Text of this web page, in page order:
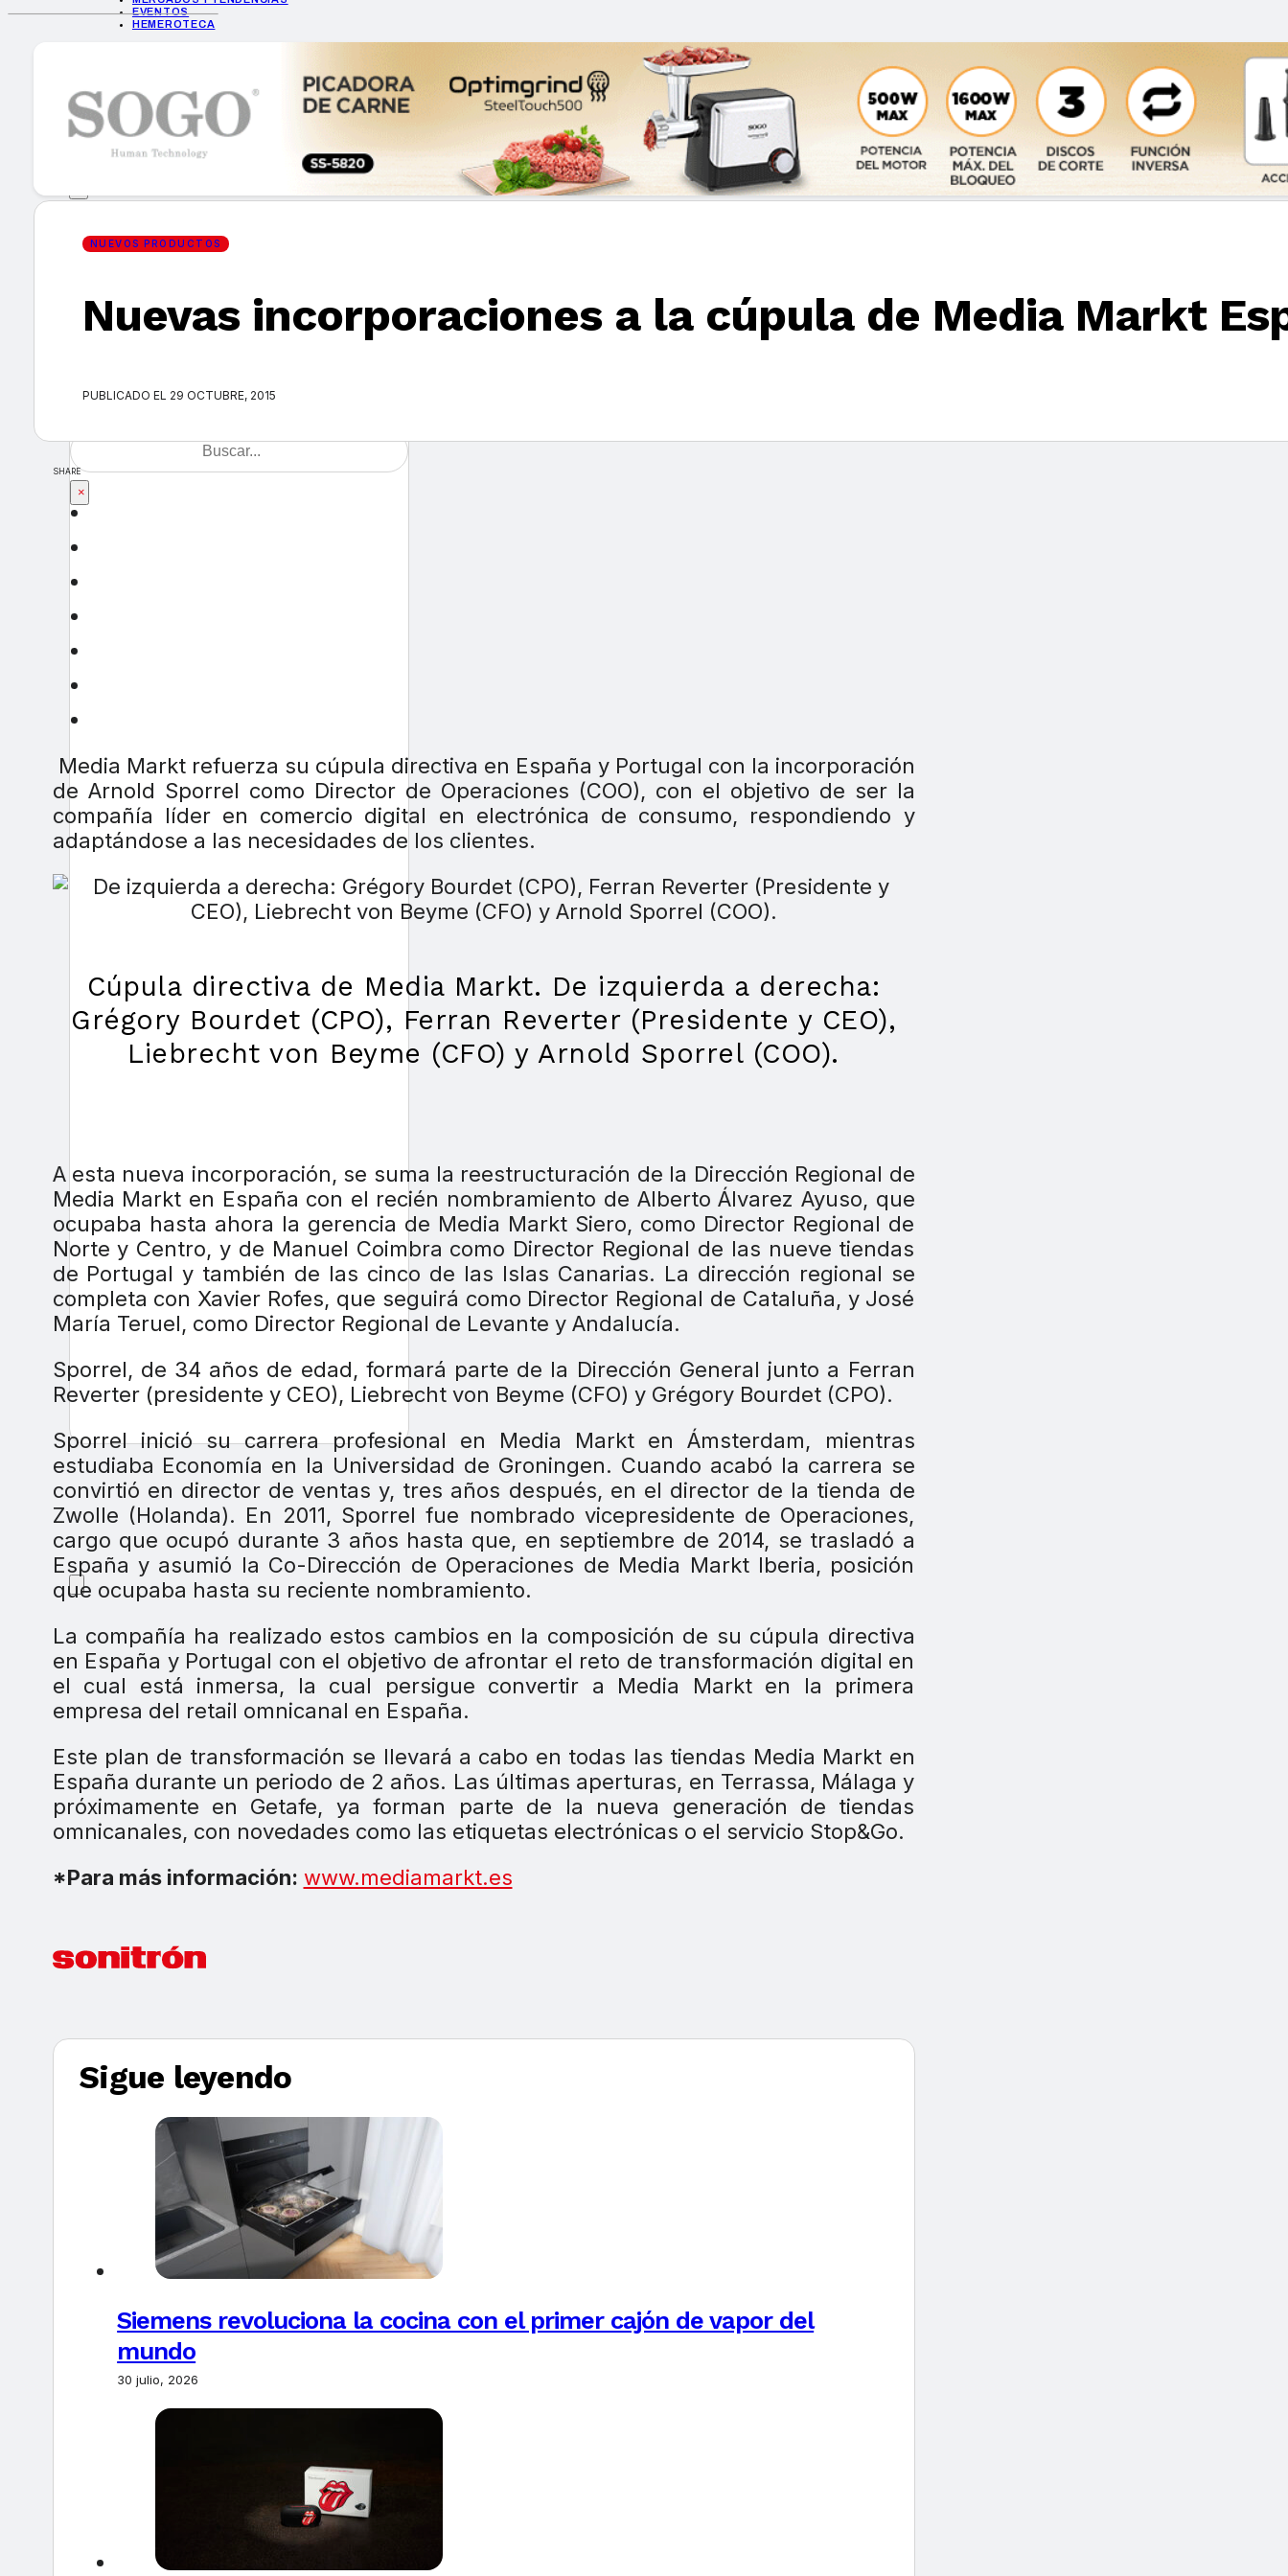
EVENTOS
HEMEROTECA
GUÍA DE COMPRA
NUEVOS PRODUCTOS
CONSEJOS TECH
MERCADOS Y TENDENCIAS
HEMEROTECA
Encuentra tu noticia
×
NUEVOS PRODUCTOS
Nuevas incorporaciones a la cúpula de Media Markt
PUBLICADO EL 29 OCTUBRE, 2015
SHARE
Media Markt refuerza su cúpula directiva en España y Portugal con la incorporación
de Arnold Sporrel como Director de Operaciones (COO), con el objetivo de ser la
compañía líder en comercio digital en electrónica de consumo, respondiendo y
adaptándose a las necesidades de los clientes.
Cúpula directiva de Media Markt. De izquierda a derecha:
Grégory Bourdet (CPO), Ferran Reverter (Presidente y CEO),
Liebrecht von Beyme (CFO) y Arnold Sporrel (COO).
A esta nueva incorporación, se suma la reestructuración de la Dirección Regional de
Media Markt en España con el recién nombramiento de Alberto Álvarez Ayuso, que
ocupaba hasta ahora la gerencia de Media Markt Siero, como Director Regional de
Norte y Centro, y de Manuel Coimbra como Director Regional de las nueve tiendas
de Portugal y también de las cinco de las Islas Canarias. La dirección regional se
completa con Xavier Rofes, que seguirá como Director Regional de Cataluña, y José
María Teruel, como Director Regional de Levante y Andalucía.
Sporrel, de 34 años de edad, formará parte de la Dirección General junto a Ferran
Reverter (presidente y CEO), Liebrecht von Beyme (CFO) y Grégory Bourdet (CPO).
Sporrel inició su carrera profesional en Media Markt en Ámsterdam, mientras
estudiaba Economía en la Universidad de Groningen. Cuando acabó la carrera se
convirtió en director de ventas y, tres años después, en el director de la tienda de
Zwolle (Holanda). En 2011, Sporrel fue nombrado vicepresidente de Operaciones,
cargo que ocupó durante 3 años hasta que, en septiembre de 2014, se trasladó a
España y asumió la Co-Dirección de Operaciones de Media Markt Iberia, posición
que ocupaba hasta su reciente nombramiento.
La compañía ha realizado estos cambios en la composición de su cúpula directiva
en España y Portugal con el objetivo de afrontar el reto de transformación digital en
el cual está inmersa, la cual persigue convertir a Media Markt en la primera
empresa del retail omnicanal en España.
Este plan de transformación se llevará a cabo en todas las tiendas Media Markt en
España durante un periodo de 2 años. Las últimas aperturas, en Terrassa, Málaga y
próximamente en Getafe, ya forman parte de la nueva generación de tiendas
omnicanales, con novedades como las etiquetas electrónicas o el servicio Stop&Go.
*Para más información: www.mediamarkt.es
Sigue leyendo
Siemens revoluciona la cocina con el primer cajón de vapor del
mundo
30 julio, 2026